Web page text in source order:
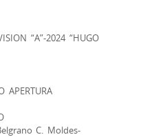
“A”-2024 “HUGO
APERTURA
C. Moldes-